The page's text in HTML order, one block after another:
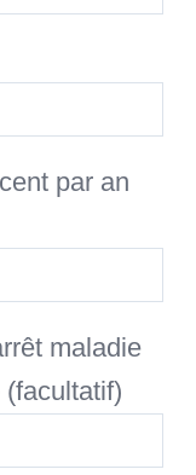
par an
maladie